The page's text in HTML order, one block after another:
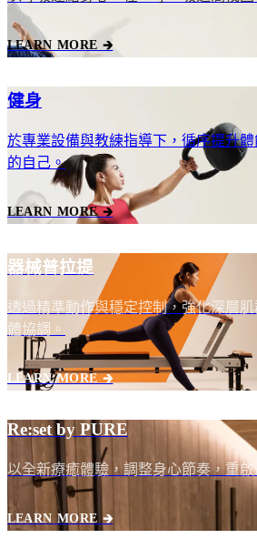
LEARN MORE 🡲
健身
於專業設備與教練指導下，循序提升
的自己。
LEARN MORE 🡲
器械普拉提
透過精準動作與穩定控制，強化深層
體協調。
LEARN MORE 🡲
Re:set by PURE
以全新療癒體驗，調整身心節奏，重啟
LEARN MORE 🡲